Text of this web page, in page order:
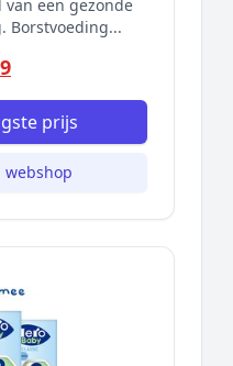
een gezonde
Borstvoeding...
prijs
webshop